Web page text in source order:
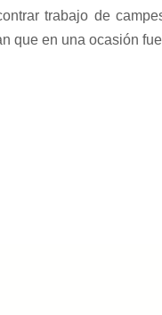
trabajo de
que en una ocasión